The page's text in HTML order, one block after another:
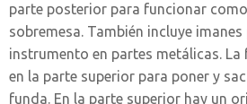
parte posterior para funcionar
sobremesa. También incluye
instrumento en partes metálicas. La
en la parte superior para poner y
funda. En la parte superior hay un